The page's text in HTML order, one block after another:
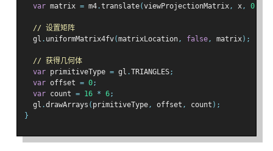
var matrix = m4.translate(viewProjectionMatrix, x, 0
// 设置矩阵
  gl
. uniformMatrix4fv(matrixLocation, false, matrix);
// 获得几何体
var primitiveType = gl .TRIANGLES;
var offset = 0;
var count = 16 * 6;
  gl
.drawArrays ( primitiveType, offset , count );
}